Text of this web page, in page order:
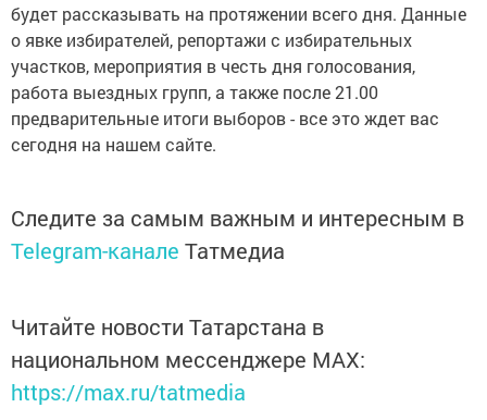
будет рассказывать на протяжении всего дня. Данные
о явке избирателей, репортажи с избирательных
участков, мероприятия в честь дня голосования,
работа выездных групп, а также после 21.00
предварительные итоги выборов - все это ждет вас
сегодня на нашем сайте.
Следите за самым важным и интересным в
Telegram-канале Татмедиа
Читайте новости Татарстана в
национальном мессенджере MАХ:
https://max.ru/tatmedia